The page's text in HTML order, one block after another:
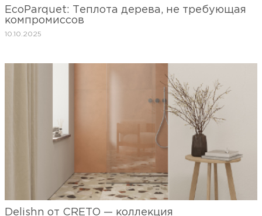
EcoParquet: Теплота дерева, не требующая
компромиссов
10.10.2025
Delishn от CRETO — коллекция